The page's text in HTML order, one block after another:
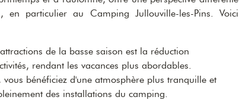
particulier au Camping Jullouville-les-Pins. Voici
de la basse saison est la réduction
rendant les vacances plus abordables.
bénéficiez d'une atmosphère plus tranquille et
des installations du camping.